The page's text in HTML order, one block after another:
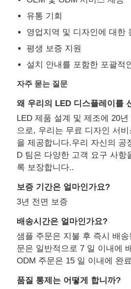
유통 기회
영업지역 및 디자인에 대한
평생 보증 지원
설치 안내를 포함한 포괄적
자주 묻는 질문
왜 우리의 LED 디스플레이를
LED 제품 설계 및 제조에 20
으로, 우리는 무료 디자인 서
을 제공합니다.우리 자신의 공
D 팀은 다양한 고객 요구 사항
록 보장합니다..
보증 기간은 얼마인가요?
3년 전면 보증
배송시간은 얼마인가요?
샘플 주문은 지불 후 즉시 배
문은 일반적으로 7 일 이내에
ODM 주문은 15 일 이내에 완
품질 통제는 어떻게 합니까?